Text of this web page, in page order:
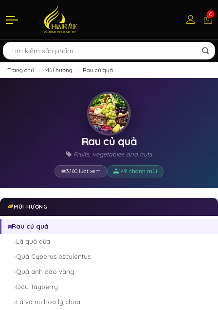
0
Trang chủ Mùi hương Rau củ quả
Rau củ quả
Fruits, vegetables and nuts
3,160 lượt xem 149 nhánh mùi
MÙI HƯƠNG
Rau củ quả
Lá quả dừa
Quả Cyperus esculentus
Quả anh đào vàng
Dâu Tayberry
Lá và nụ hoa lý chua